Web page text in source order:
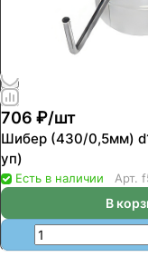
706 ₽/шт
Шибер (430/0,5мм)
уп)
Есть в наличии Арт.
В